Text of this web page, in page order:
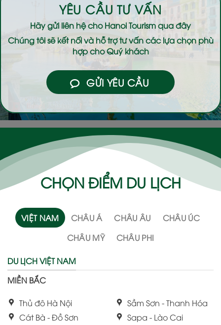
YÊU CẦU TƯ VẤN
Hãy gửi liên hệ choHanoi Tourismqua đây
Chúng tôi sẽ kết nối và hỗ trợ tư vấn các lựa chọn phù
hợp cho Quý khách
GỬI YÊU CẦU
CHỌN ĐIỂM DU LỊCH
VIỆT NAM CHÂU Á CHÂU ÂU
CHÂU ÚC
CHÂU MỸ
CHÂU PHI
DU LỊCH VIỆT NAM
MIỀN BẮC
Thủ đô Hà Nội
Cát Bà - Đồ Sơn
Sầm Sơn - Thanh Hóa
Sapa - Lào Cai